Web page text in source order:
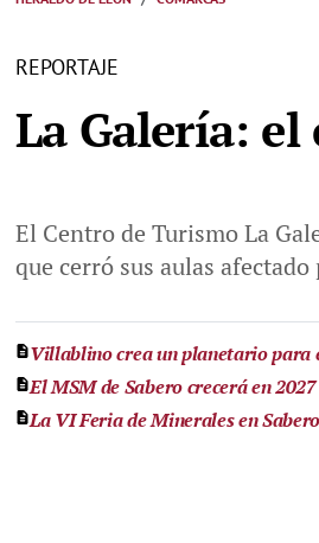
REPORTAJE
La Galería:
El Centro de Turismo La
que cerró sus aulas
Villablino crea un planetario para
El MSM de Sabero crecerá en
La VI Feria de Minerales en